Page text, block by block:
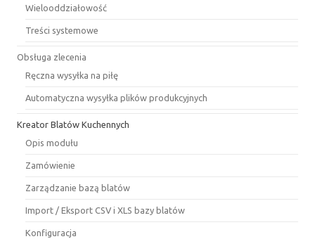
Wielooddziałowość
Treści systemowe
Obsługa zlecenia
Ręczna wysyłka na piłę
Automatyczna wysyłka plików produkcyjnych
Kreator Blatów Kuchennych
Opis modułu
Zamówienie
Zarządzanie bazą blatów
Import / Eksport CSV i XLS bazy blatów
Konfiguracja